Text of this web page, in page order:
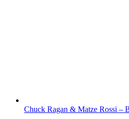
Chuck Ragan & Matze Rossi –